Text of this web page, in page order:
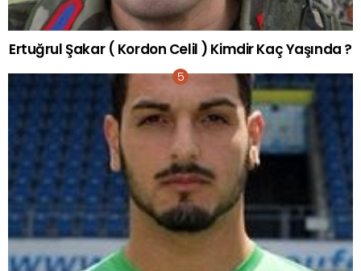
Ertuğrul Şakar ( Kordon Celil ) Kimdir Kaç Yaşında ?